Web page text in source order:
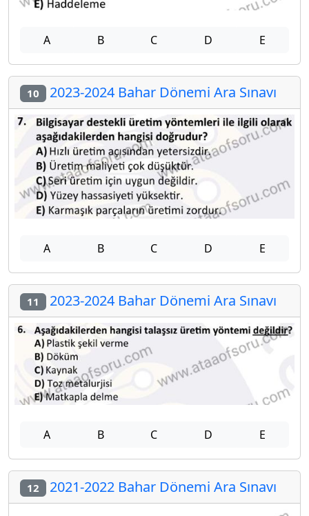
A B C D E
10 2023-2024 Bahar Dönemi Ara Sınavı
A B C D E
11 2023-2024 Bahar Dönemi Ara Sınavı
A B C D E
12 2021-2022 Bahar Dönemi Ara Sınavı